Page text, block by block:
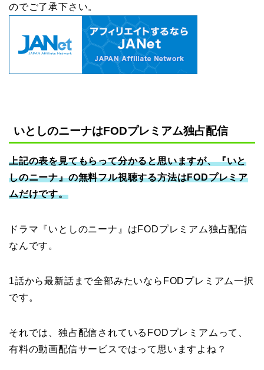
のでご了承下さい。
いとしのニーナはFODプレミアム独占配信
上記の表を見てもらって分かると思いますが、『いと
しのニーナ』の無料フル視聴する方法はFODプレミア
ムだけです。
ドラマ『いとしのニーナ』はFODプレミアム独占配信
なんです。
1話から最新話まで全部みたいならFODプレミアム一択
です。
それでは、独占配信されているFODプレミアムって、
有料の動画配信サービスではって思いますよね？